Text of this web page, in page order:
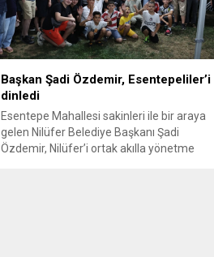
çalışmalarında sona yaklaştı. Bölgenin en...
Başkan Şadi Özdemir, Esentepeliler’i
dinledi
Esentepe Mahallesi sakinleri ile bir araya
gelen Nilüfer Belediye Başkanı Şadi
Özdemir, Nilüfer’i ortak akılla yönetme